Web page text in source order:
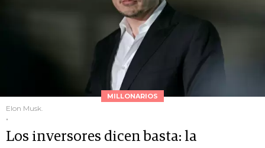
MILLONARIOS
Elon Musk.
.
Los inversores dicen basta: la